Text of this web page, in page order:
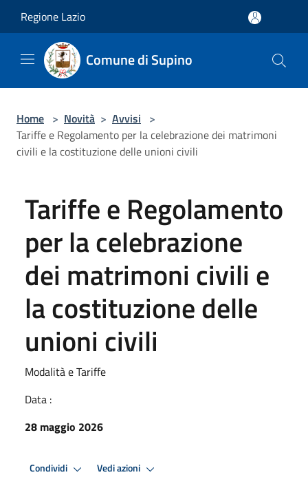
Regione Lazio
Comune di Supino
Home > Novità > Avvisi >
Tariffe e Regolamento per la celebrazione dei matrimoni
civili e la costituzione delle unioni civili
Tariffe e Regolamento
per la celebrazione
dei matrimoni civili e
la costituzione delle
unioni civili
Modalità e Tariffe
Data :
28 maggio 2026
Condividi Vedi azioni